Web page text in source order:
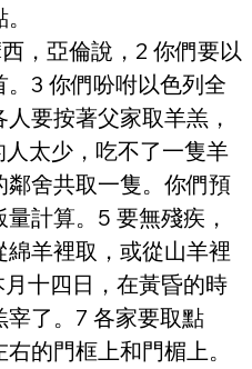
，亞倫說，2 你們要以
3 你們吩咐以色列全
要按著父家取羊羔，
太少，吃不了一隻羊
舍共取一隻。你們預
計算。5 要無殘疾，
羊裡取，或從山羊裡
十四日，在黃昏的時
了。7 各家要取點
的門框上和門楣上。